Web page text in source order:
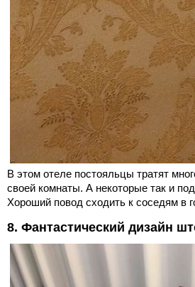
В этом отеле постояльцы тратят
своей комнаты. А некоторые так и
Хороший повод сходить к соседям в
8. Фантастический дизайн